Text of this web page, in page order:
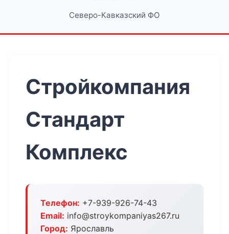
Северо-Кавказский ФО
Стройкомпания
Стандарт
Комплекс
Телефон: +7-939-926-74-43
Email: info@stroykompaniyas267.ru
Город: Ярославль